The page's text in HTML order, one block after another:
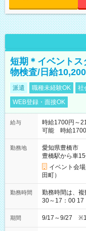
短期＊イベント
物検査/日給
派遣 職種未経験OK 社
WEB登録・面接OK
給与
時給1700円～
可能 時給1700
勤務地
愛知県豊橋市
豊橋駅から車
イベント会
田町）
勤務時間
勤務時間は、
30～17：00
務もあります。 【休憩】60分+他休憩あり 交替で取得します。
安全面に配慮し
期間 9/17～9/27